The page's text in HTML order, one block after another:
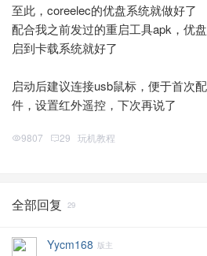
至此，coreelec的优盘系统就做好了
配合我之前发过的重启工具apk，优
启到卡载系统就好了
启动后建议连接usb鼠标，便于首次
件，设置红外遥控，下次再说了
9807 29 玩机教程
全部回复 29
Yycm168 版主